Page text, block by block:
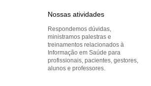
Nossas atividades
Respondemos dúvidas,
ministramos palestras e
treinamentos relacionados à
Informação em Saúde para
profissionais, pacientes, gestores,
alunos e professores.